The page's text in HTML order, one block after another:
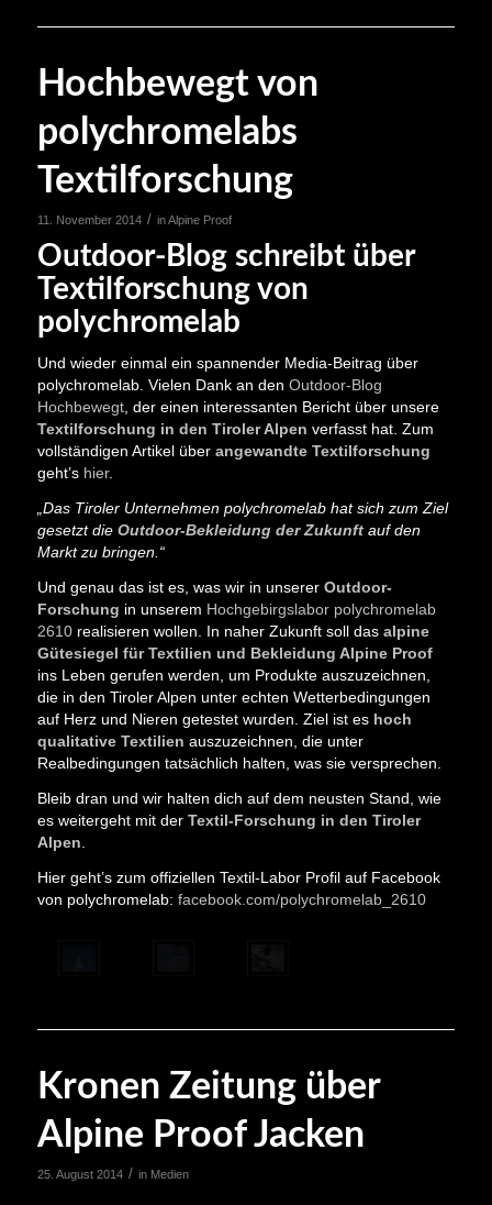
Hochbewegt von
polychromelabs
Textilforschung
11. November 2014 / inAlpine Proof
Outdoor-Blog schreibt über
Textilforschung von
polychromelab
Und wieder einmal ein spannender Media-Beitrag über
polychromelab. Vielen Dank an den Outdoor-Blog
Hochbewegt, der einen interessanten Bericht über unsere
Textilforschung in den Tiroler Alpen verfasst hat. Zum
vollständigen Artikel über angewandte Textilforschung
geht’s hier.
„Das Tiroler Unternehmen polychromelab hat sich zum Ziel
gesetzt dieOutdoor-Bekleidung der Zukunftauf den
Markt zu bringen.“
Und genau das ist es, was wir in unsererOutdoor-
Forschung in unserem Hochgebirgslabor polychromelab
2610realisieren wollen. In naher Zukunft soll das alpine
Gütesiegel für Textilien und Bekleidung Alpine Proof
ins Leben gerufen werden, um Produkte auszuzeichnen,
die in den Tiroler Alpen unter echten Wetterbedingungen
auf Herz und Nieren getestet wurden. Ziel ist es hoch
qualitative Textilien auszuzeichnen, die unter
Realbedingungen tatsächlich halten, was sie versprechen.
Bleib dran und wir halten dich auf dem neusten Stand, wie
es weitergeht mit derTextil-Forschung in den Tiroler
Alpen
Hier geht’s zum offiziellen Textil-Labor Profil auf Facebook
von polychromelab: facebook.com/polychromelab_2610
Kronen Zeitung über
Alpine Proof Jacken
25. August 2014 / in Medien